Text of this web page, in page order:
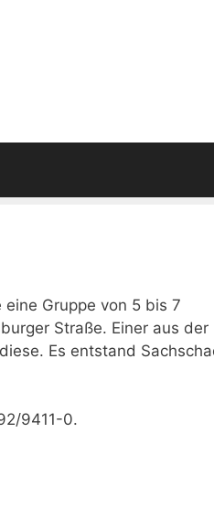
Gruppe von 5 bis 7
Straße. Einer aus der
Es entstand
9411-0.